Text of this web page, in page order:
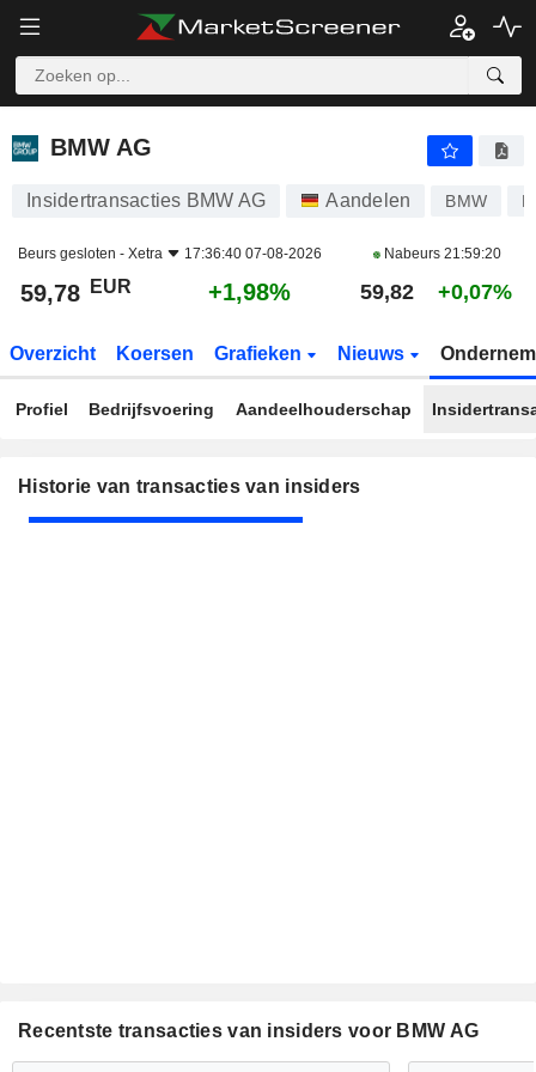
BMW AG
BMW AG
Insidertransacties BMW AG Aandelen BMW
Beurs gesloten - Xetra 17:36:40 07-08-2026 Nabeurs 21:59:20
59,78 EUR +1,98% 59,82 +0,07%
Overzicht Koersen Grafieken Nieuws
Profiel Bedrijfsvoering Aandeelhouderschap
Historie van transacties van insiders
Recentste transacties van insiders voor BMW AG